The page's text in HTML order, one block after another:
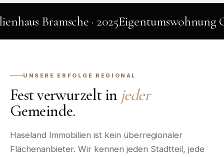
· 2025Eigentumswohnung
UNSERE ERFOLGE REGIONAL
Fest verwurzelt in jeder
Gemeinde.
Haseland Immobilien ist kein überregionaler
Flächenanbieter. Wir kennen jeden Stadtteil, jede